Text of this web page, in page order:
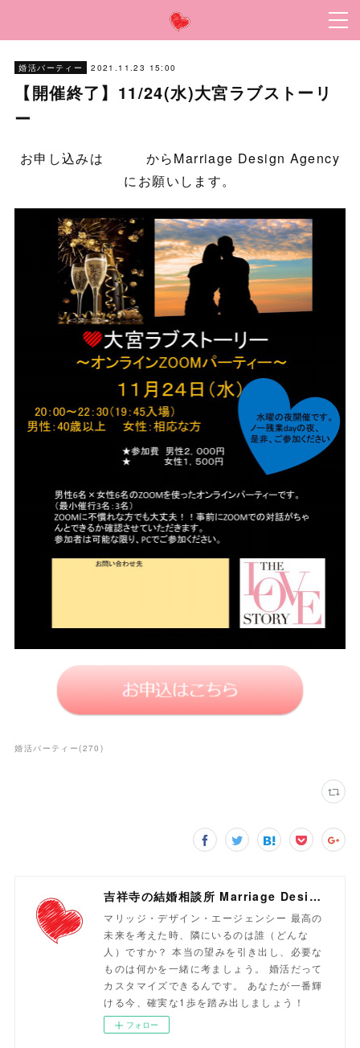
婚活パーティー 2021.11.23 15:00
【開催終了】11/24(水)大宮ラブストーリ
ー
お申し込みは
からMarriage Design Agency
にお願いします。
婚活パーティー(270 )
吉祥寺の結婚相談所 Marriage Design Agency
マリッジ・デザイン・エージェンシー 最高の
未来を考えた時、隣にいるのは誰（どんな
人）ですか？ 本当の望みを引き出し、必要な
ものは何かを一緒に考ましょう。 婚活だって
カスタマイズできるんです。 あなたが一番輝
ける今、確実な1歩を踏み出しましょう！
フォロー